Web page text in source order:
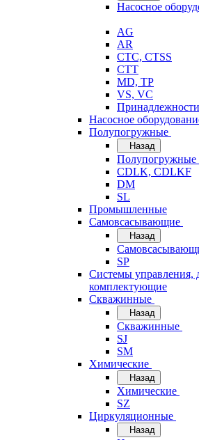
Насосное
AG
AR
CTC, CTSS
CTT
MD, TP
VS, VC
Насосное
Полупогружные
Назад
Полупогружные
CDLK, CDLKF
DM
SL
Промышленные
Самовсасывающие
Назад
SP
Системы управления,
комплектующие
Скважинные
Назад
Скважинные
SJ
SM
Химические
Назад
Химические
SZ
Циркуляционные
Назад